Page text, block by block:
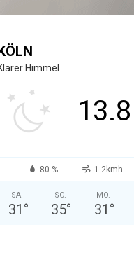
Himmel
13.8
80 % 1.2kmh
SA.
31 °
SO.
35°
MO.
31 °